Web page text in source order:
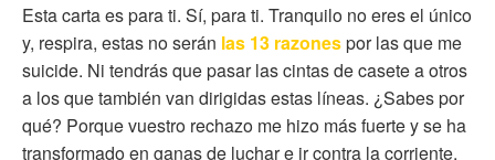
Esta carta es para ti. Sí, para ti. Tranquilo no eres el único
y, respira, estas no serán las 13 razonespor las que me
suicide. Ni tendrás que pasar las cintas de casete a otros
a los que también van dirigidas estas líneas. ¿Sabes por
qué? Porque vuestro rechazo me hizo más fuerte y se ha
transformado en ganas de luchar e ir contra la corriente.